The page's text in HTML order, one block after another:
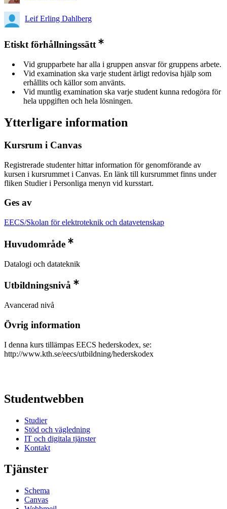
Leif Erling Dahlberg
Etiskt förhållningssätt
Vid grupparbete har alla i gruppen ansvar för gruppens arbete.
Vid examination ska varje student ärligt redovisa hjälp som
erhållits och källor som använts.
Vid muntlig examination ska varje student kunna redogöra för
hela uppgiften och hela lösningen.
Ytterligare information
Kursrum i Canvas
Registrerade studenter hittar information för genomförande av
kursen i kursrummet i Canvas. En länk till kursrummet finns under
fliken Studier i Personliga menyn vid kursstart.
Ges av
EECS/Skolan för elektroteknik och datavetenskap
Huvudområde
Datalogi och datateknik
Utbildningsnivå
Avancerad nivå
Övrig information
I denna kurs tillämpas EECS hederskodex, se:
http://www.kth.se/eecs/utbildning/hederskodex
Studentwebben
Studier
Stöd och vägledning
IT och digitala tjänster
Kontakt
Tjänster
Schema
Canvas